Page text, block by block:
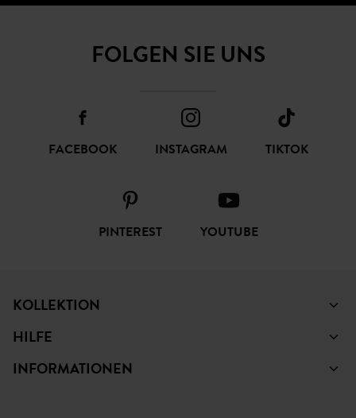
FOLGEN SIE UNS
FACEBOOK INSTAGRAM TIKTOK
PINTEREST YOUTUBE
KOLLEKTION
HILFE
INFORMATIONEN